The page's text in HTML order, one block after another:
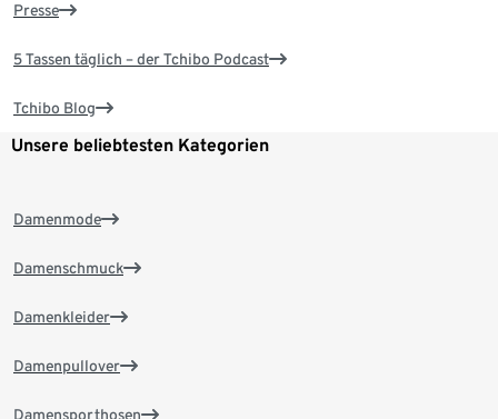
Presse
5 Tassen täglich – der Tchibo Podcast
Tchibo Blog
Unsere beliebtesten Kategorien
Damenmode
Damenschmuck
Damenkleider
Damenpullover
Damensporthosen